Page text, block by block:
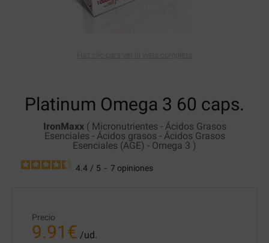
Platinum Omega 3 60 caps.
IronMaxx( Micronutrientes - Ácidos Grasos
Esenciales - Ácidos grasos - Ácidos Grasos
Esenciales (AGE) - Omega 3 )
4.4 / 5 - 7 opiniones
Precio
9.91 € /ud.